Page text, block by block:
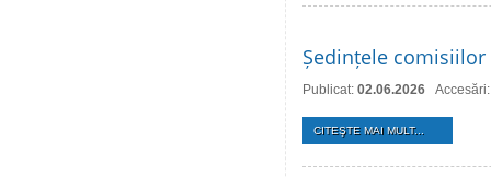
Ședințele
Publicat: 02.06.2026
CITEŞTE MAI MULT...